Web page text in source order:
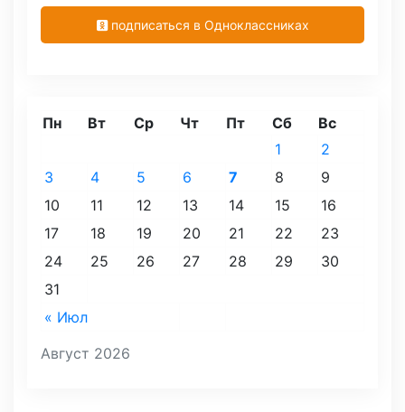
подписаться в Одноклассниках
Август 2026
Пн Вт Ср Чт Пт Сб Вс
« Июл
1
2
3
4 5 6 7 8
9
10
11 12 13 14 15
16
17
18 19 20 21 22
23
24
25 26 27 28 29
30
31